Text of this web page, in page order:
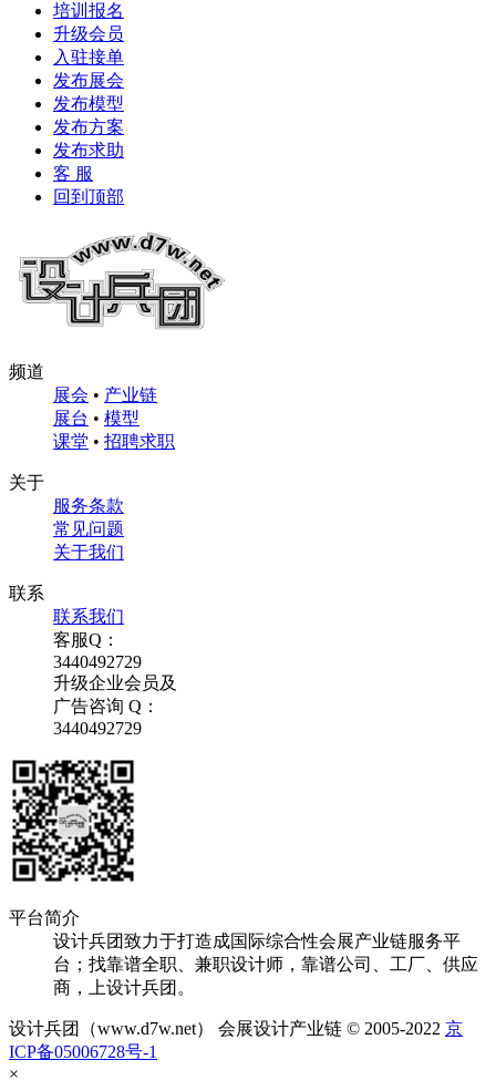
培训报名
升级会员
入驻接单
发布展会
发布模型
发布方案
发布求助
客 服
回到顶部
频道
展会 • 产业链
展台 • 模型
课堂 • 招聘求职
关于
服务条款
常见问题
关于我们
联系
联系我们
客服Q：
3440492729
升级企业会员及
广告咨询 Q：
3440492729
平台简介
设计兵团致力于打造成国际综合性会展产业链服务平
台；找靠谱全职、兼职设计师，靠谱公司、工厂、供应
商，上设计兵团。
设计兵团（www.d7w.net） 会展设计产业链 © 2005-2022 京
ICP备05006728号-1
×